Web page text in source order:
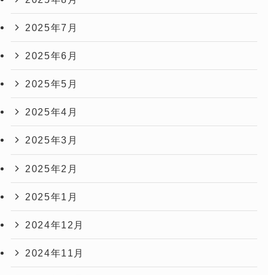
2025年7月
2025年6月
2025年5月
2025年4月
2025年3月
2025年2月
2025年1月
2024年12月
2024年11月